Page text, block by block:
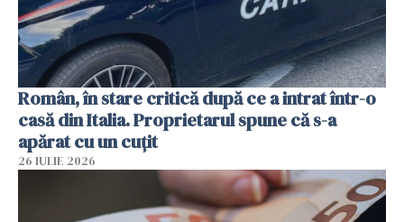
Român, în stare critică după ce a intrat într-o
casă din Italia. Proprietarul spune că s-a
apărat cu un cuțit
26 IULIE 2026